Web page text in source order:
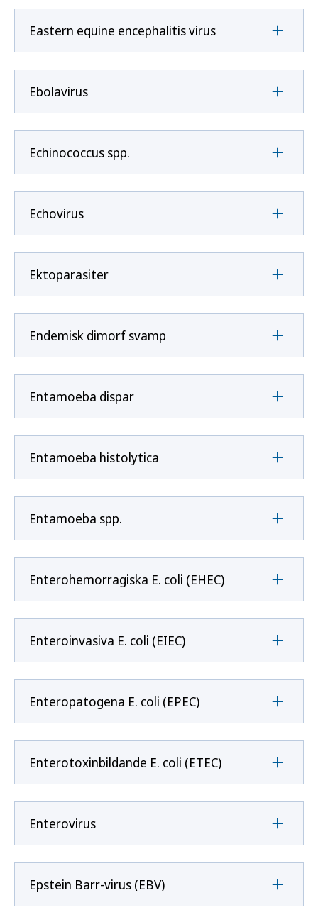
Eastern equine encephalitis virus
Ebolavirus
Echinococcus spp.
Echovirus
Ektoparasiter
Endemisk dimorf svamp
Entamoeba dispar
Entamoeba histolytica
Entamoeba spp.
Enterohemorragiska E. coli (EHEC)
Enteroinvasiva E. coli (EIEC)
Enteropatogena E. coli (EPEC)
Enterotoxinbildande E. coli (ETEC)
Enterovirus
Epstein Barr-virus (EBV)